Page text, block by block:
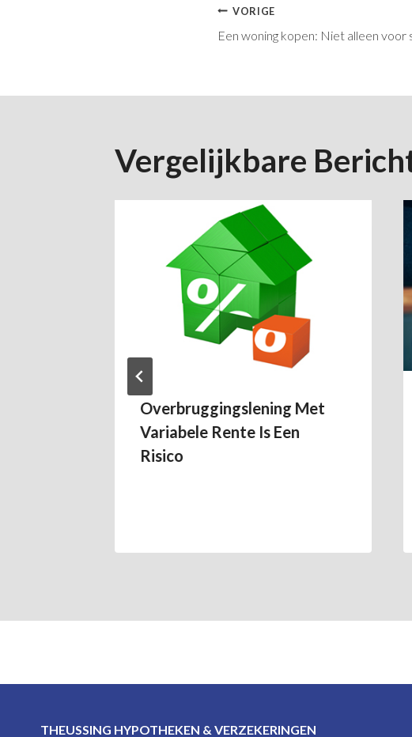
Bericht
VORIGE
Een woning kopen: Niet alleen voor
Vergelijkbare
Overbruggingslening Met
Variabele Rente Is Een
Risico
THEUSSING HYPOTHEKEN & VERZEKERINGEN